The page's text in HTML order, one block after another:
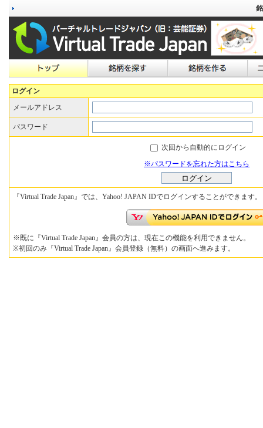
ログイン
メールアドレス
パスワード
次回から自動的にログイン
※パスワードを忘れた方はこちら
『Virtual Trade Japan』では、Yahoo! JAPAN IDでログインすることができます。
※既に『Virtual Trade Japan』会員の方は、現在この機能を利用できません。
※初回のみ『Virtual Trade Japan』会員登録（無料）の画面へ進みます。